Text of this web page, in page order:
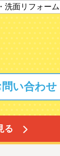
洗面リフォーム
る
い合わせ